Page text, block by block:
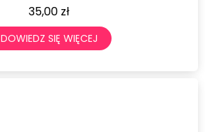
35,00 zł
DOWIEDZ SIĘ WIĘCEJ